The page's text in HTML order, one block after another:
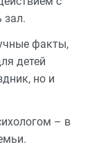
зал.
факты,
детей
но и
– в